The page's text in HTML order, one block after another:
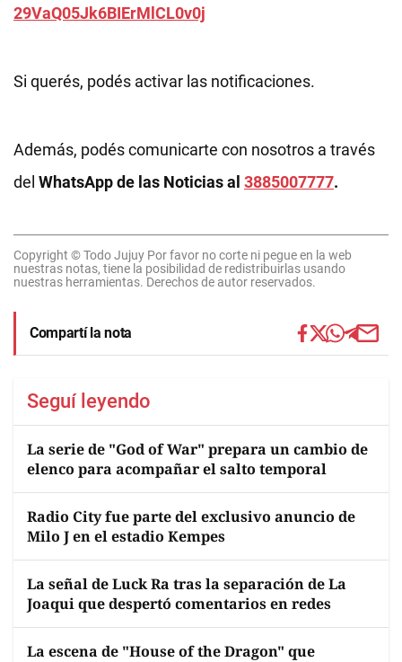
29VaQ05Jk6BIErMlCL0v0j
Si querés, podés activar las notificaciones.
Además, podés comunicarte con nosotros a través
del WhatsApp de las Noticias al 3885007777.
Copyright © Todo Jujuy Por favor no corte ni pegue en la web
nuestras notas, tiene la posibilidad de redistribuirlas usando
nuestras herramientas. Derechos de autor reservados.
Compartí la nota
Seguí leyendo
La serie de "God of War" prepara un cambio de
elenco para acompañar el salto temporal
Radio City fue parte del exclusivo anuncio de
Milo J en el estadio Kempes
La señal de Luck Ra tras la separación de La
Joaqui que despertó comentarios en redes
La escena de "House of the Dragon" que